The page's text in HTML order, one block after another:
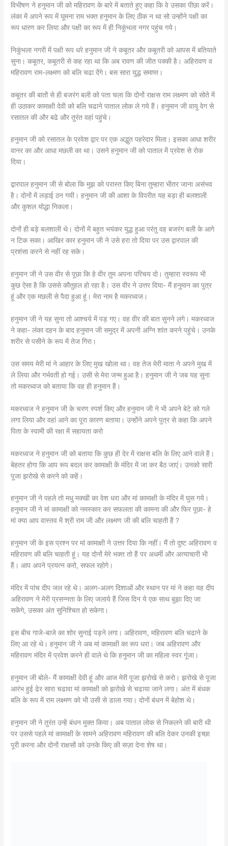
विभीषण ने हनुमान जी को महिरावण के बारे में बताते हुए कहा कि वे उसका पीछा करें।
लंका में अपने रूप में घूमना राम भक्त हनुमान के लिए ठीक न था सो उन्होंने पक्षी का
रूप धारण कर लिया और पक्षी का रूप में ही निकुंभला नगर पहुंच गये।
निकुंभला नगरी में पक्षी रूप धरे हनुमान जी ने कबूतर और कबूतरी को आपस में बतियाते
सुना। कबूतर, कबूतरी से कह रहा था कि अब रावण की जीत पक्की है। अहिरावण व
महिरावण राम-लक्ष्मण को बलि चढा देंगे। बस सारा युद्ध समाप्त।
कबूतर की बातों से ही बजरंग बली को पता चला कि दोनों राक्षस राम लक्ष्मण को सोते में
ही उठाकर कामाक्षी देवी को बलि चढाने पाताल लोक ले गये हैं। हनुमान जी वायु वेग से
रसातल की और बढे और तुरंत वहां पहुंचे।
हनुमान जी को रसातल के प्रवेश द्वार पर एक अद्भुत पहरेदार मिला। इसका आधा शरीर
वानर का और आधा मछली का था। उसने हनुमान जी को पाताल में प्रवेश से रोक
दिया।
द्वारपाल हनुमान जी से बोला कि मुझ को परास्त किए बिना तुम्हारा भीतर जाना असंभव
है। दोनों में लड़ाई ठन गयी। हनुमान जी की आशा के विपरीत यह बड़ा ही बलशाली
और कुशल योद्धा निकला।
दोनों ही बड़े बलशाली थे। दोनों में बहुत भयंकर युद्ध हुआ परंतु वह बजरंग बली के आगे
न टिक सका। आखिर कार हनुमान जी ने उसे हरा तो दिया पर उस द्वारपाल की
प्रशंसा करने से नहीं रह सके।
हनुमान जी ने उस वीर से पूछा कि हे वीर तुम अपना परिचय दो। तुम्हारा स्वरूप भी
कुछ ऐसा है कि उससे कौतुहल हो रहा है। उस वीर ने उत्तर दिया- मैं हनुमान का पुत्र
हूं और एक मछली से पैदा हुआ हूं। मेरा नाम है मकरध्वज।
हनुमान जी ने यह सुना तो आश्चर्य में पड़ गए। वह वीर की बात सुनने लगे। मकरध्वज
ने कहा- लंका दहन के बाद हनुमान जी समुद्र में अपनी अग्नि शांत करने पहुंचे। उनके
शरीर से पसीने के रूप में तेज गिरा।
उस समय मेरी मां ने आहार के लिए मुख खोला था। वह तेज मेरी माता ने अपने मुख में
ले लिया और गर्भवती हो गई। उसी से मेरा जन्म हुआ है। हनुमान जी ने जब यह सुना
तो मकरध्वज को बताया कि वह ही हनुमान हैं।
मकरध्वज ने हनुमान जी के चरण स्पर्श किए और हनुमान जी ने भी अपने बेटे को गले
लगा लिया और वहां आने का पूरा कारण बताया। उन्होंने अपने पुत्र से कहा कि अपने
पिता के स्वामी की रक्षा में सहायता करो
मकरध्वज ने हनुमान जी को बताया कि कुछ ही देर में राक्षस बलि के लिए आने वाले हैं।
बेहतर होगा कि आप रूप बदल कर कामाक्षी कें मंदिर में जा कर बैठ जाएं। उनको सारी
पूजा झरोखे से करने को कहें।
हनुमान जी ने पहले तो मधु मक्खी का वेश धरा और मां कामाक्षी के मंदिर में घुस गये।
हनुमान जी ने मां कामाक्षी को नमस्कार कर सफलता की कामना की और फिर पूछा- हे
मां क्या आप वास्तव में श्री राम जी और लक्ष्मण जी की बलि चाहती हैं ?
हनुमान जी के इस प्रश्न पर मां कामाक्षी ने उत्तर दिया कि नहीं। मैं तो दुष्ट अहिरावण व
महिरावण की बलि चाहती हूं। यह दोनों मेरे भक्त तो हैं पर अधर्मी और अत्याचारी भी
हैं। आप अपने प्रयत्न करो, सफल रहोगे।
मंदिर में पांच दीप जल रहे थे। अलग-अलग दिशाओं और स्थान पर मां ने कहा यह दीप
अहिरावण ने मेरी प्रसन्नता के लिए जलाये हैं जिस दिन ये एक साथ बुझा दिए जा
सकेंगे, उसका अंत सुनिश्चित हो सकेगा।
इस बीच गाजे-बाजे का शोर सुनाई पड़ने लगा। अहिरावण, महिरावण बलि चढाने के
लिए आ रहे थे। हनुमान जी ने अब मां कामाक्षी का रूप धरा। जब अहिरावण और
महिरावण मंदिर में प्रवेश करने ही वाले थे कि हनुमान जी का महिला स्वर गूंजा।
हनुमान जी बोले- मैं कामाक्षी देवी हूं और आज मेरी पूजा झरोखे से करो। झरोखे से पूजा
आरंभ हुई ढेर सारा चढावा मां कामाक्षी को झरोखे से चढाया जाने लगा। अंत में बंधक
बलि के रूप में राम लक्ष्मण को भी उसी से डाला गया। दोनों बंधन में बेहोश थे।
हनुमान जी ने तुरंत उन्हें बंधन मुक्त किया। अब पाताल लोक से निकलने की बारी थी
पर उससे पहले मां कामाक्षी के सामने अहिरावण महिरावण की बलि देकर उनकी इच्छा
पूरी करना और दोनों राक्षसों को उनके किए की सज़ा देना शेष था।